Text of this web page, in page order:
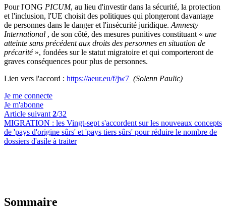
Pour l'ONG PICUM, au lieu d'investir dans la sécurité, la protection
et l'inclusion, l'UE choisit des politiques qui plongeront davantage
de personnes dans le danger et l'insécurité juridique. Amnesty
International , de son côté, des mesures punitives constituant « une
atteinte sans précédent aux droits des personnes en situation de
précarité», fondées sur le statut migratoire et qui comporteront de
graves conséquences pour plus de personnes.
Lien vers l'accord : https://aeur.eu/f/jw7 (Solenn Paulic)
Je me connecte
Je m'abonne
Article suivant 2/32
MIGRATION : les Vingt-sept s'accordent sur les nouveaux concepts
de 'pays d'origine sûrs' et 'pays tiers sûrs' pour réduire le nombre de
dossiers d'asile à traiter
Sommaire